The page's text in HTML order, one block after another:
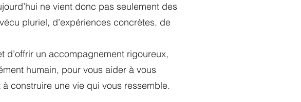
ne vient donc pas seulement des
pluriel, d’expériences concrètes, de
d’offrir un accompagnement rigoureux,
humain, pour vous aider à vous
à construire une vie qui vous ressemble.